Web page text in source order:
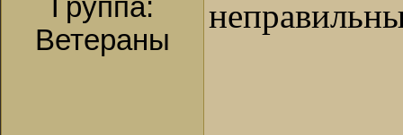
Группа:
Ветераны